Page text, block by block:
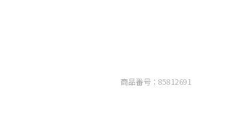
商品番号： 85812691